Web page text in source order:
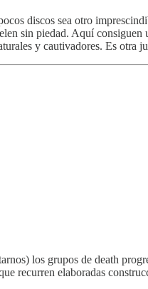
discos sea otro
sin piedad. Aquí
y cautivadores. Es otra
los grupos de death
recurren elaboradas